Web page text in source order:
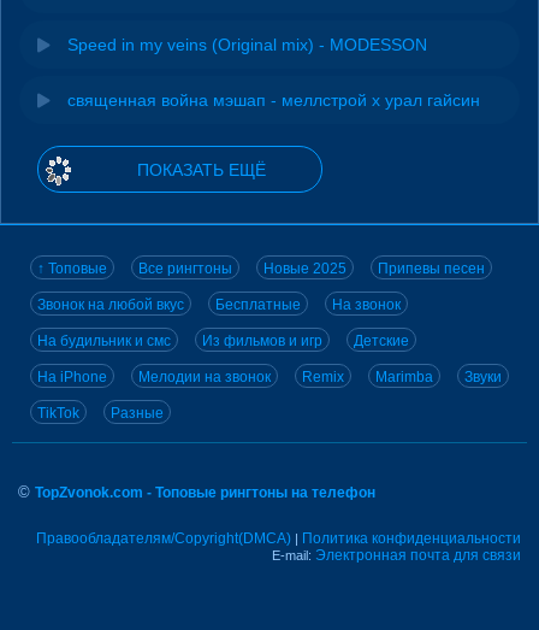
Speed in my veins (Original mix) - MODESSON
священная война мэшап - меллстрой х урал гайсин
ПОКАЗАТЬ ЕЩЁ
↑ Топовые Все рингтоны Новые 2025 Припевы песен
Звонок на любой вкус Бесплатные На звонок
На будильник и смс Из фильмов и игр Детские
На iPhone Мелодии на звонок Remix Marimba Звуки
TikTok Разные
© TopZvonok.com - Топовые рингтоны на телефон
Правообладателям/Copyright(DMCA) | Политика конфиденциальности
E-mail: Электронная почта для связи